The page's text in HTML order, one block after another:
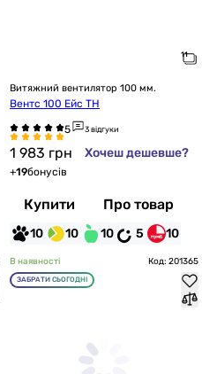
Витяжний вентилятор 100 мм.
Вентс 100 Ейс ТН
3 відгуки
1 983 грн Хочеш дешевше?
+19бонусів
Купити Про товар
10 10 10 5 10
В наявності Код: 201365
ЗАБРАТИ СЬОГОДНІ